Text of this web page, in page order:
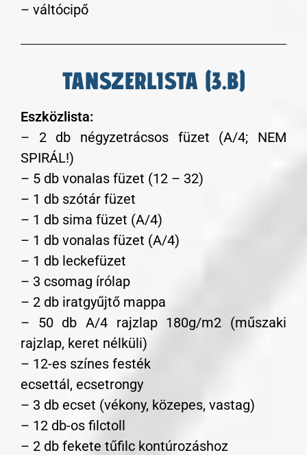
– váltócipő
TANSZERLISTA (3.B)
Eszközlista:
– 2 db négyzetrácsos füzet (A/4; NEM
SPIRÁL!)
– 5 db vonalas füzet (12 – 32)
– 1 db szótár füzet
– 1 db sima füzet (A/4)
– 1 db vonalas füzet (A/4)
– 1 db leckefüzet
– 3 csomag írólap
– 2 db iratgyűjtő mappa
– 50 db A/4 rajzlap 180g/m2 (műszaki
rajzlap, keret nélküli)
– 12-es színes festék
ecsettál, ecsetrongy
– 3 db ecset (vékony, közepes, vastag)
– 12 db-os filctoll
– 2 db fekete tűfilc kontúrozáshoz